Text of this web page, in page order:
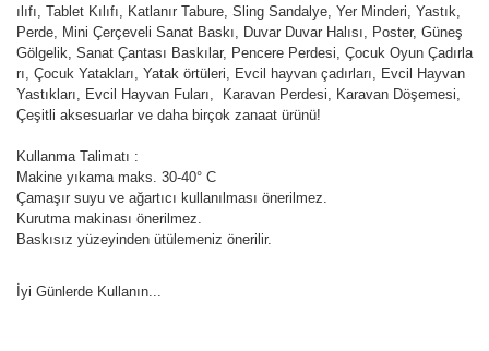
ılıfı, Tablet Kılıfı, Katlanır Tabure, Sling Sandalye, Yer Minderi, Yastık,
Perde, Mini Çerçeveli Sanat Baskı, Duvar Duvar Halısı, Poster, Güneş
Gölgelik, Sanat Çantası Baskılar, Pencere Perdesi, Çocuk Oyun Çadırla
rı, Çocuk Yatakları, Yatak örtüleri, Evcil hayvan çadırları, Evcil Hayvan
Yastıkları, Evcil Hayvan Fuları, Karavan Perdesi, Karavan Döşemesi,
Çeşitli aksesuarlar ve daha birçok zanaat ürünü!
Kullanma Talimatı :
Makine yıkama maks. 30-40° C
Çamaşır suyu ve ağartıcı kullanılması önerilmez.
Kurutma makinası önerilmez.
Baskısız yüzeyinden ütülemeniz önerilir.
İyi Günlerde Kullanın...